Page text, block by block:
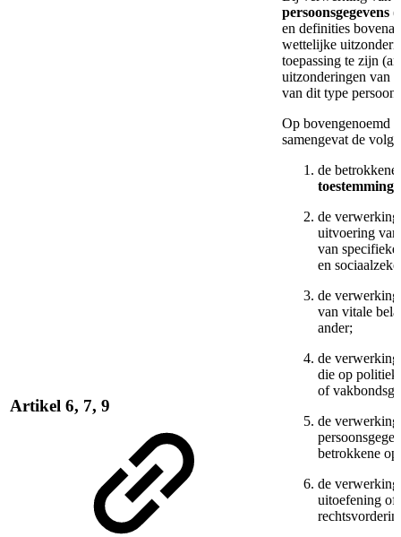
Artikel 6, 7, 9
persoonsgegevens
en definities
wettelijke
toepassing te zijn
uitzonderingen van
van dit type
Op bovengenoemd
samengevat de
de
toestemming
de
uitvoering
van
en
de
van vitale
ander;
de
die op
of
de
betrokkene
de
uitoefening of